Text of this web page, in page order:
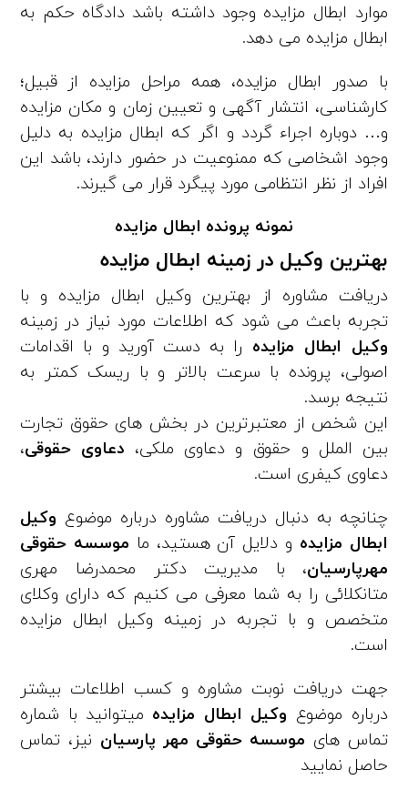
موارد ابطال مزایده وجود داشته باشد دادگاه حکم به
ابطال مزایده می­ دهد.
با صدور ابطال مزایده، همه مراحل مزایده از قبیل؛
کارشناسی، انتشار آگهی و تعیین زمان و مکان مزایده
و… دوباره اجراء گردد و اگر که ابطال مزایده به­ دلیل
وجود اشخاصی که ممنوعیت در حضور دارند، باشد این
افراد از نظر انتظامی مورد پیگرد قرار می­ گیرند.
نمونه پرونده ابطال مزایده
بهترین وکیل در زمینه ابطال مزایده
دریافت مشاوره از بهترین وکیل ابطال مزایده و با
تجربه باعث می‌ شود که اطلاعات مورد نیاز در زمینه
وکیل ابطال مزایده را به دست آورید و با اقدامات
اصولی، پرونده با سرعت بالاتر و با ریسک کمتر به
نتیجه برسد.
این شخص از معتبرترین در بخش‌ های حقوق تجارت
بین الملل و حقوق و دعاوی ملکی، دعاوی حقوقی،
دعاوی کیفری است.
چنانچه به دنبال دریافت مشاوره درباره موضوع وکیل
ابطال مزایده و دلایل آن هستید، ما موسسه حقوقی
مهرپارسیان، با مدیریت دکتر محمدرضا مهری
متانکلائی را به شما معرفی می کنیم که دارای وکلای
متخصص و با تجربه در زمینه وکیل ابطال مزایده
است.
جهت دریافت نوبت مشاوره و کسب اطلاعات بیشتر
درباره موضوع وکیل ابطال مزایده میتوانید با شماره
تماس‌ های موسسه حقوقی مهر پارسیان نیز، تماس
حاصل نمایید